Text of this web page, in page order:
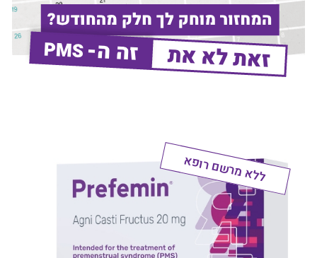
ללא מרשם רופא